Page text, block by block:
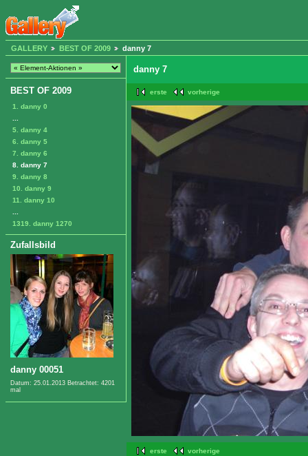
GALLERY BEST OF 2009 danny 7
BEST OF 2009
1. danny 0
5. danny 4
6. danny 5
7. danny 6
8. danny 7
9. danny 8
10. danny 9
11. danny 10
1319. danny 1270
Zufallsbild
danny 00051
Datum: 25.01.2013 Betrachtet: 4201
mal
danny 7
erste vorherige
erste vorherige